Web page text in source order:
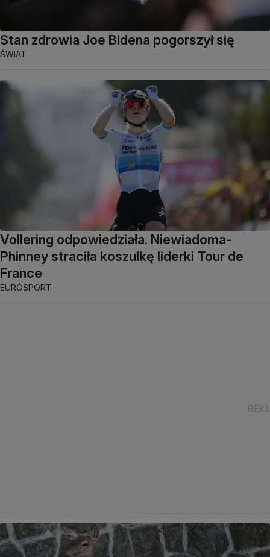
Stan zdrowia Joe Bidena pogorszył się
ŚWIAT
Vollering odpowiedziała. Niewiadoma-
Phinney straciła koszulkę liderki Tour de
France
EUROSPORT